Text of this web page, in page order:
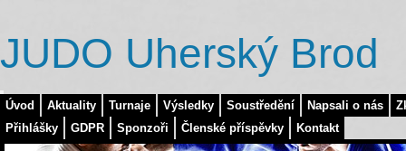
Úvod Aktuality Turnaje Výsledky Soustředění Napsali o nás
Přihlášky
GDPR Sponzoři Členské příspěvky Kontakt
JUDO Uherský Brod